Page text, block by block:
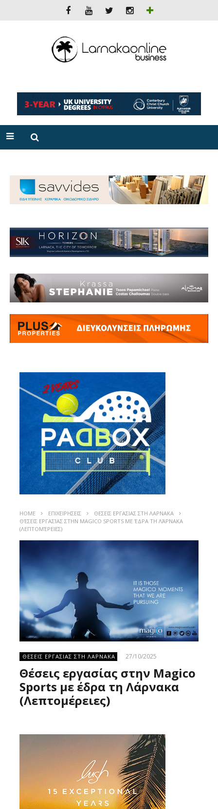
HOME ΕΠΙΧΕΙΡΗΣΕΙΣ
ΘΕΣΕΙΣ ΕΡΓΑΣΙΑΣ ΣΤΗ ΛΑΡΝΑΚΑ
ΘΈΣΕΙΣ ΕΡΓΑΣΊΑΣ ΣΤΗΝ MAGICO SPORTS ΜΕ ΈΔΡΑ ΤΗ ΛΆΡΝΑΚΑ
(ΛΕΠΤΟΜΈΡΕΙΕΣ)
ΘΕΣΕΙΣ ΕΡΓΑΣΙΑΣ ΣΤΗ ΛΑΡΝΑΚΑ 27/10/2025
Θέσεις εργασίας στην Magico
Sports με έδρα τη Λάρνακα
(Λεπτομέρειες)